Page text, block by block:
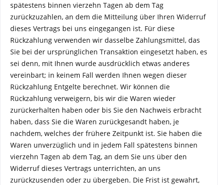
spätestens binnen vierzehn Tagen ab dem Tag
zurückzuzahlen, an dem die Mitteilung über Ihren Widerruf
dieses Vertrags bei uns eingegangen ist. Für diese
Rückzahlung verwenden wir dasselbe Zahlungsmittel, das
Sie bei der ursprünglichen Transaktion eingesetzt haben, es
sei denn, mit Ihnen wurde ausdrücklich etwas anderes
vereinbart; in keinem Fall werden Ihnen wegen dieser
Rückzahlung Entgelte berechnet. Wir können die
Rückzahlung verweigern, bis wir die Waren wieder
zurückerhalten haben oder bis Sie den Nachweis erbracht
haben, dass Sie die Waren zurückgesandt haben, je
nachdem, welches der frühere Zeitpunkt ist. Sie haben die
Waren unverzüglich und in jedem Fall spätestens binnen
vierzehn Tagen ab dem Tag, an dem Sie uns über den
Widerruf dieses Vertrags unterrichten, an uns
zurückzusenden oder zu übergeben. Die Frist ist gewahrt,